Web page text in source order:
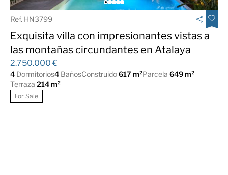
Ref. HN3799
Exquisita villa con impresionantes vistas a
las montañas circundantes en Atalaya
2.750.000 €
4 Dormitorios4 BañosConstruido617 m²Parcela 649 m²
Terraza 214 m²
For Sale